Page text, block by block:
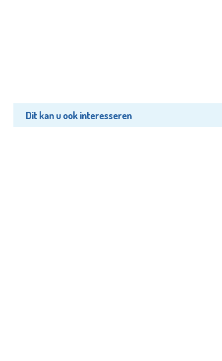
Dit kan u ook interesseren